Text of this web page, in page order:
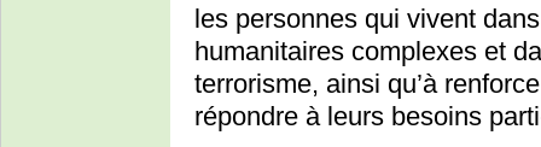
les personnes qui vivent
humanitaires complexes et
terrorisme, ainsi qu’à
répondre à leurs besoins